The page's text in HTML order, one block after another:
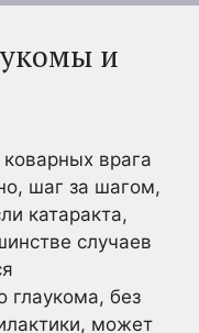
и
врага
шаг за шагом,
катаракта,
случаев
глаукома, без
может